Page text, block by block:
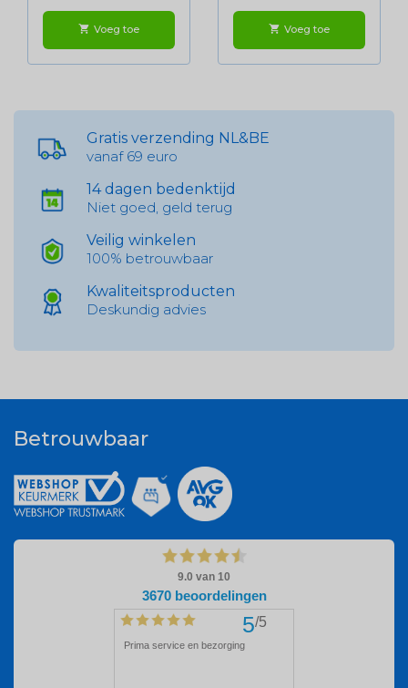
shopping_cart Voeg toe shopping_cart Voeg toe
Gratis verzending NL&BE
vanaf 69 euro
14 dagen bedenktijd
Niet goed, geld terug
Veilig winkelen
100% betrouwbaar
Kwaliteitsproducten
Deskundig advies
Betrouwbaar